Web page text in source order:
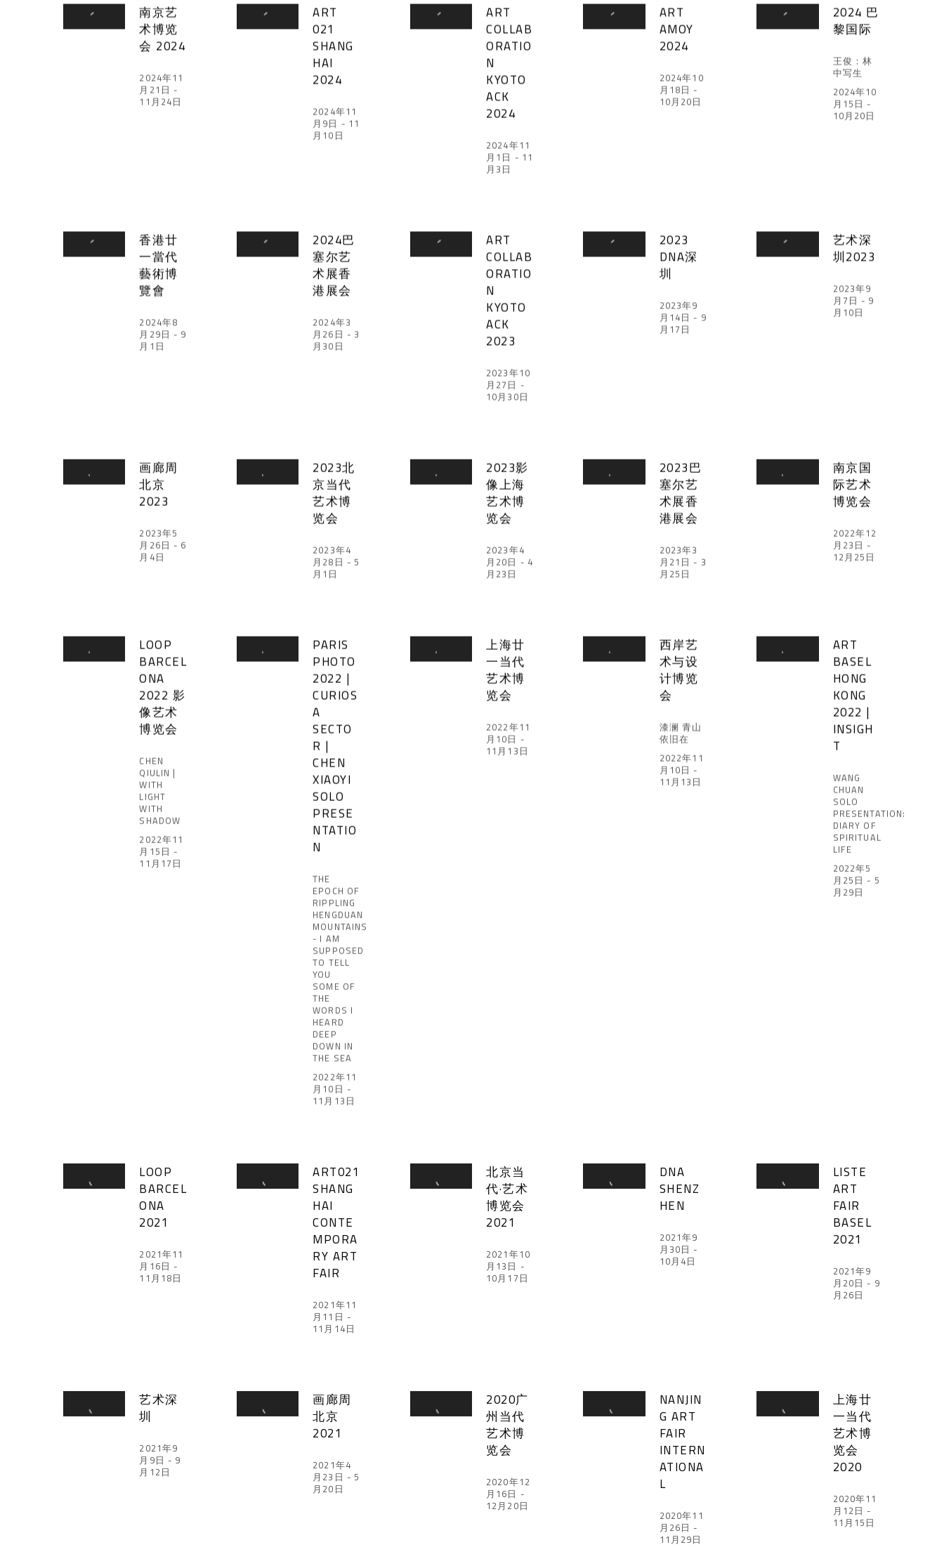
南京艺
术博览
会 2024
2024年11
月21日 -
11月24日
ART
021
SHANG
HAI
2024
2024年11
月9日 - 11
月10日
ART
COLLAB
ORATIO
N
KYOTO
ACK
2024
2024年11
月1日 - 11
月3日
ART
AMOY
2024
2024年10
月18日 -
10月20日
2024 巴
黎国际
王俊：林
中写生
2024年10
月15日 -
10月20日
香港廿
一當代
藝術博
覽會
2024年8
月29日 - 9
月1日
2024巴
塞尔艺
术展香
港展会
2024年3
月26日 - 3
月30日
ART
COLLAB
ORATIO
N
KYOTO
ACK
2023
2023年10
月27日 -
10月30日
2023
DNA深
圳
2023年9
月14日 - 9
月17日
艺术深
圳2023
2023年9
月7日 - 9
月10日
画廊周
北京
2023
2023年5
月26日 - 6
月4日
2023北
京当代
艺术博
览会
2023年4
月28日 - 5
月1日
2023影
像上海
艺术博
览会
2023年4
月20日 - 4
月23日
2023巴
塞尔艺
术展香
港展会
2023年3
月21日 - 3
月25日
南京国
际艺术
博览会
2022年12
月23日 -
12月25日
LOOP
BARCEL
ONA
2022 影
像艺术
博览会
CHEN
QIULIN |
WITH
LIGHT
WITH
SHADOW
2022年11
月15日 -
11月17日
PARIS
PHOTO
2022 |
CURIOS
A
SECTO
R |
CHEN
XIAOYI
SOLO
PRESE
NTATIO
N
THE
EPOCH OF
RIPPLING
HENGDUAN
MOUNTAINS
- I AM
SUPPOSED
TO TELL
YOU
SOME OF
THE
WORDS I
HEARD
DEEP
DOWN IN
THE SEA
2022年11
月10日 -
11月13日
上海廿
一当代
艺术博
览会
2022年11
月10日 -
11月13日
西岸艺
术与设
计博览
会
漆澜 青山
依旧在
2022年11
月10日 -
11月13日
ART
BASEL
HONG
KONG
2022 |
INSIGH
T
WANG
CHUAN
SOLO
PRESENTATION:
DIARY OF
SPIRITUAL
LIFE
2022年5
月25日 - 5
月29日
LOOP
BARCEL
ONA
2021
2021年11
月16日 -
11月18日
ART021
SHANG
HAI
CONTE
MPORA
RY ART
FAIR
2021年11
月11日 -
11月14日
北京当
代·艺术
博览会
2021
2021年10
月13日 -
10月17日
DNA
SHENZ
HEN
2021年9
月30日 -
10月4日
LISTE
ART
FAIR
BASEL
2021
2021年9
月20日 - 9
月26日
艺术深
圳
2021年9
月9日 - 9
月12日
画廊周
北京
2021
2021年4
月23日 - 5
月20日
2020广
州当代
艺术博
览会
2020年12
月16日 -
12月20日
NANJIN
G ART
FAIR
INTERN
ATIONA
L
2020年11
月26日 -
11月29日
上海廿
一当代
艺术博
览会
2020
2020年11
月12日 -
11月15日